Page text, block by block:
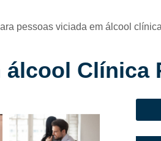
de Reabilitação para Dependentes
Reabilitação para Dependentes
Clínica de Reabilitação para
Clínica de Reabilitação para
pessoas viciada em álcool
álcool Clínica